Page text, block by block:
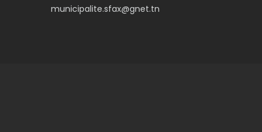
municipalite.sfax@gnet.tn